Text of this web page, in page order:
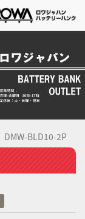
DMW-BLD10-2P